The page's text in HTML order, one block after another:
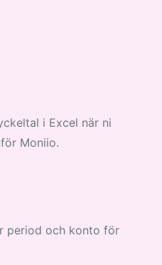
i Excel när ni
Moniio.
period och konto för